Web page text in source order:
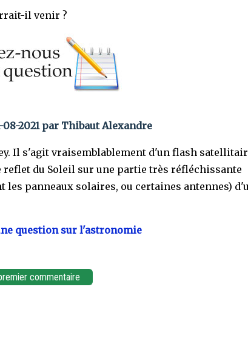
il venir ?
08-2021 par Thibaut Alexandre
Il s'agit vraisemblablement d'un flash
du Soleil sur une partie très réfléchissante
les panneaux solaires, ou certaines antennes)
question sur l'astronomie
commentaire